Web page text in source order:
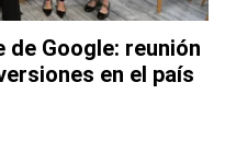
de Google: reunión
en el país